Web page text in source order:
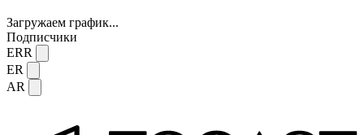
Загружаем график...
Подписчики
ERR
ER
AR